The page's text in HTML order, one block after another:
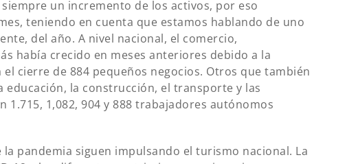
un incremento de los activos, por eso
teniendo en cuenta que estamos hablando de uno
del año. A nivel nacional, el comercio,
había crecido en meses anteriores debido a la
cierre de 884 pequeños negocios. Otros que también
la construcción, el transporte y las
1,082, 904 y 888 trabajadores autónomos
pandemia siguen impulsando el turismo nacional. La